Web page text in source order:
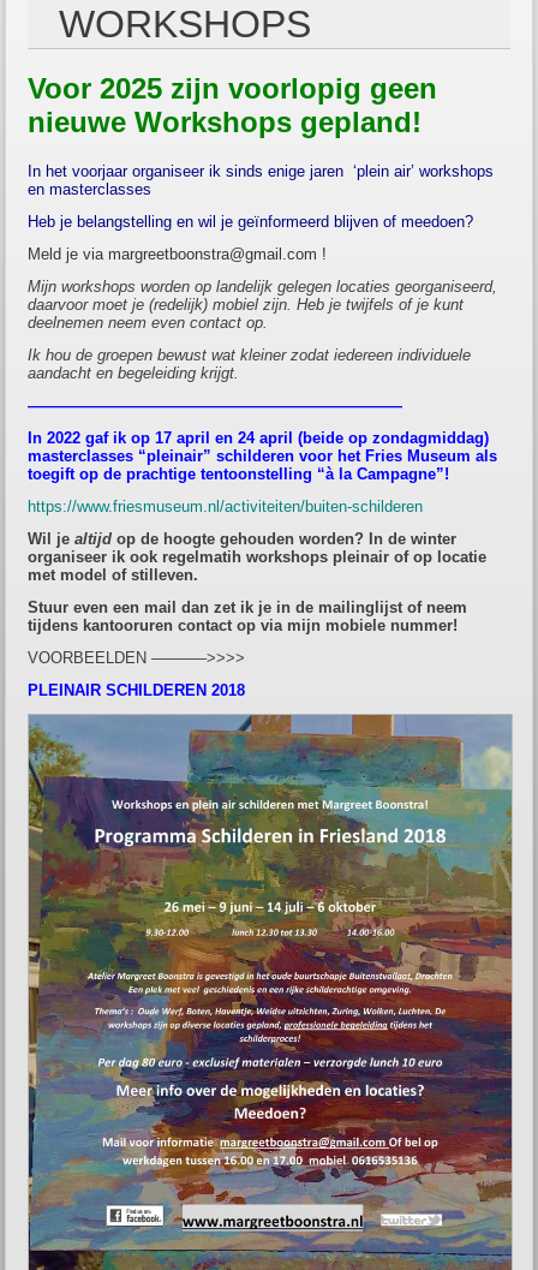
WORKSHOPS
Voor 2025 zijn voorlopig geen
nieuweWorkshops gepland!
In het voorjaar organiseer ik sinds enige jaren ‘plein air’ workshops
en masterclasses
Heb je belangstelling en wil je geïnformeerd blijven of meedoen?
Meld je via margreetboonstra@gmail.com !
Mijn workshops worden op landelijk gelegen locaties georganiseerd,
daarvoor moet je (redelijk) mobiel zijn. Heb je twijfels of je kunt
deelnemen neem even contact op.
Ik hou de groepen bewust wat kleiner zodat iedereen individuele
aandacht en begeleiding krijgt.
————————————————————————
In 2022 gaf ik op 17 april en 24 april (beide op zondagmiddag)
masterclasses “pleinair” schilderen voor het Fries Museum als
toegift op de prachtige tentoonstelling “à la Campagne”!
https://www.friesmuseum.nl/activiteiten/buiten-schilderen
Wil jealtijd op de hoogte gehouden worden? In de winter
organiseer ik ook regelmatih workshops pleinair of op locatie
met model of stilleven.
Stuur even een mail dan zet ik je in de mailinglijst of neem
tijdens kantooruren contact op via mijn mobiele nummer!
VOORBEELDEN ———–>>>>
PLEINAIR SCHILDEREN 2018